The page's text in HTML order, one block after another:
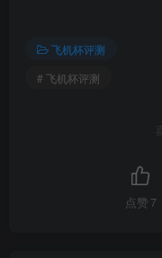
飞机杯评测
# 飞机杯评测
点赞 7